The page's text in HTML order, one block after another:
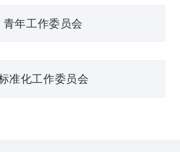
青年工作委员会
准化工作委员会